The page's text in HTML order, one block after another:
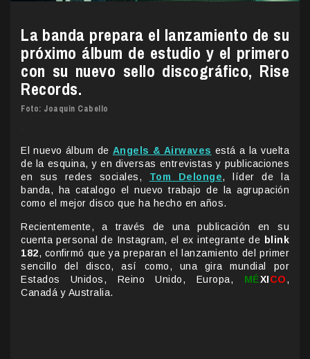
La banda prepara el lanzamiento de su
próximo álbum de estudio y el primero
con su nuevo sello discográfico, Rise
Records.
Foto: Joaquin Cabello
El nuevo álbum de Angels & Airwaves está a la vuelta
de la esquina, y en diversas entrevistas y publicaciones
en sus redes sociales, Tom Delonge, líder de la
banda, ha catalogo el nuevo trabajo de la agrupación
como el mejor disco que ha hecho en años.
Recientemente, a través de una publicación en su
cuenta personal de Instagram, el ex integrante de blink
182, confirmó que ya preparan el lanzamiento del primer
sencillo del disco, así como, una gira mundial por
Estados Unidos, Reino Unido, Europa, MÉXICO,
Canadá y Australia.